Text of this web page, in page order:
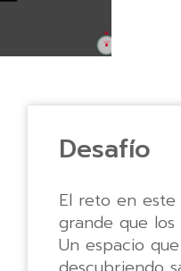
Desafío
El reto en
grande que
Un espacio